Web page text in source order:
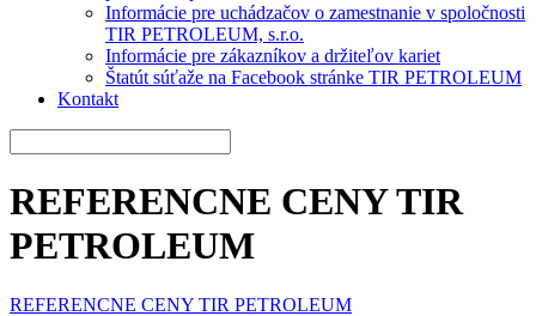
Informácie pre uchádzačov o zamestnanie v spoločnosti
TIR PETROLEUM, s.r.o.
Informácie pre zákazníkov a držiteľov kariet
Štatút súťaže na Facebook stránke TIR PETROLEUM
Kontakt
REFERENCNE CENY TIR
PETROLEUM
REFERENCNE CENY TIR PETROLEUM